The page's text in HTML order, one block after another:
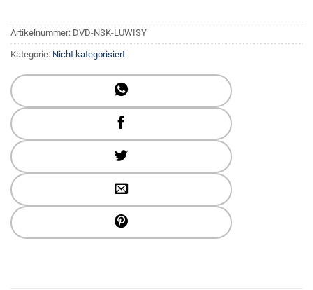
Artikelnummer: DVD-NSK-LUWISY
Kategorie: Nicht kategorisiert